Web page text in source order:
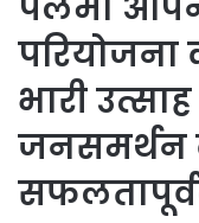
भारी
जनसमर्थन